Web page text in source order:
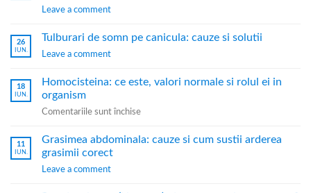
Leave a comment
26
IUN.
Tulburari de somn pe canicula: cauze si solutii
Leave a comment
18
IUN.
Homocisteina: ce este, valori normale si rolul ei in
organism
Comentariile sunt închise
11
IUN.
Grasimea abdominala: cauze si cum sustii arderea
grasimii corect
Leave a comment